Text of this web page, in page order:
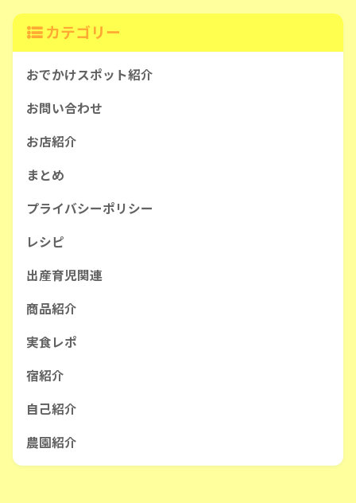
カテゴリー
おでかけスポット紹介
お問い合わせ
お店紹介
まとめ
プライバシーポリシー
レシピ
出産育児関連
商品紹介
実食レポ
宿紹介
自己紹介
農園紹介